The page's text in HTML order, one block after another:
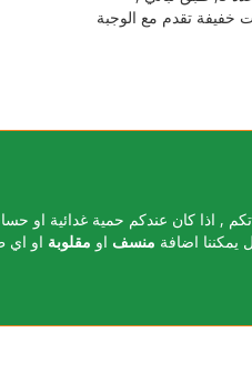
خفيفة تقدم مع الوجبة
, اذا كان عندكم حمية غدائية او
يمكننا اضافة منسف او مقلوبة او اي